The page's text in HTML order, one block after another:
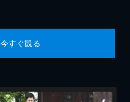
今すぐ観る